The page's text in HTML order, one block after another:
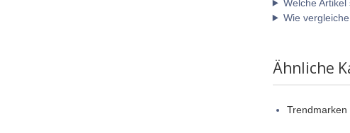
Welche
Wie
Ähnliche
Trendmarken